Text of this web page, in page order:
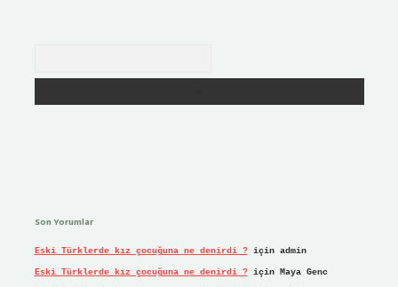
Son Yorumlar
Eski Türklerde kız çocuğuna ne denirdi ?için admin
Eski Türklerde kız çocuğuna ne denirdi ?için Maya Genc